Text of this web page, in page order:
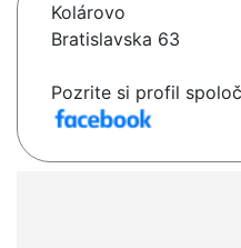
Kolárovo
Bratislavska 63
Pozrite si profil